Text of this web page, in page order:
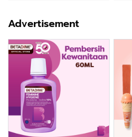
Santai Slimfit Formal
Advertisement